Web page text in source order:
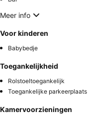
Meer info
Voor kinderen
Babybedje
Toegankelijkheid
Rolstoeltoegankelijk
Toegankelijke parkeerplaats
Kamervoorzieningen